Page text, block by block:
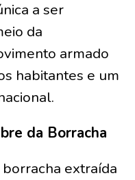
a ser
da
armado
habitantes e um
da Borracha
extraída